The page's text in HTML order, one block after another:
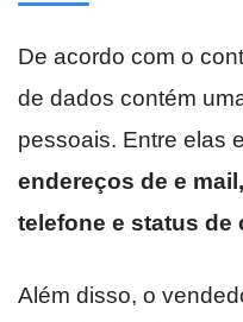
De acordo com o
de dados contém
pessoais. Entre elas
endereços de e
telefone e status de
Além disso, o